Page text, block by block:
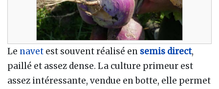
Le navet est souvent réalisé en semis direct,
paillé et assez dense. La culture primeur est
assez intéressante, vendue en botte, elle permet